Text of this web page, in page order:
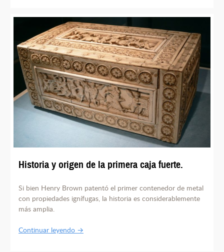
Historia y origen de la primera caja fuerte.
Si bien Henry Brown patentó el primer contenedor de metal
con propiedades ignífugas, la historia es considerablemente
más amplia.
Continuar leyendo →